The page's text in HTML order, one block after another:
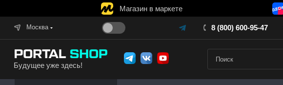
Магазин в маркете
Москва 8 (800) 600-95-47
Будущее уже здесь!